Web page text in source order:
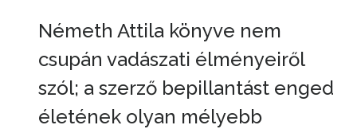
Németh Attila könyve nem
csupán vadászati élményeiről
szól; a szerző bepillantást enged
életének olyan mélyebb